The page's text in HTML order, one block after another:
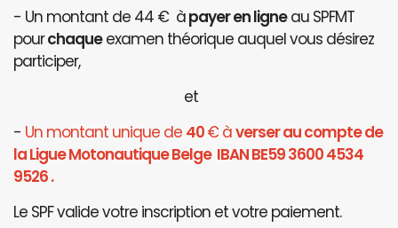
- Un montant de 44 € àpayer en ligneau SPFMT
pourchaqueexamen théorique auquel vous désirez
participer,
et
- Un montant unique de 40€ àverser au compte de
la Ligue Motonautique Belge IBAN BE59 3600 4534
9526 .
Le SPF valide votre inscription et votre paiement.